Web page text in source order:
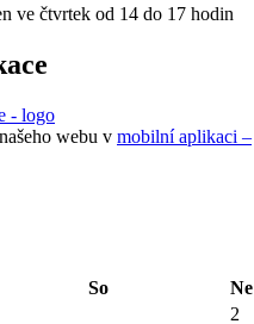
ve čtvrtek od 14 do 17 hodin
webu v mobilní aplikaci –
So
Ne
2